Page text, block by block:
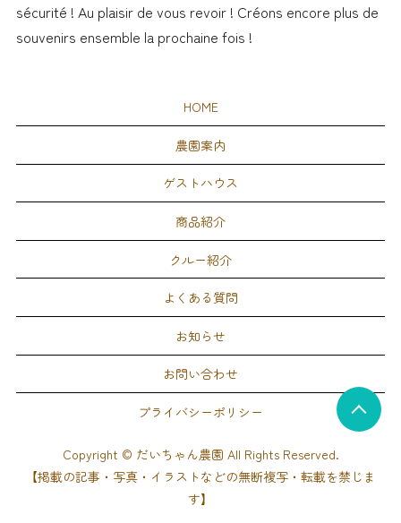
sécurité ! Au plaisir de vous revoir ! Créons encore plus de
souvenirs ensemble la prochaine fois !
HOME
農園案内
ゲストハウス
商品紹介
クルー紹介
よくある質問
お知らせ
お問い合わせ
プライバシーポリシー
Copyright © だいちゃん農園 All Rights Reserved.
【掲載の記事・写真・イラストなどの無断複写・転載を禁じま
す】